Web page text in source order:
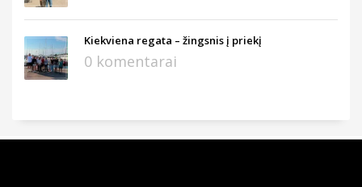
Kiekviena regata – žingsnis į priekį
0 komentarai